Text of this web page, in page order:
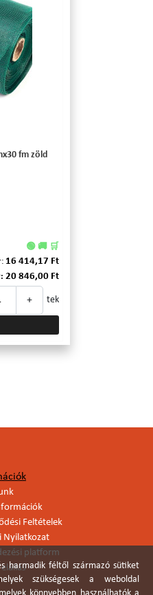
fm zöld
🟢 🚚 🛒
16 414,17 Ft
20 846,00 Ft
+ tek
Feltételek
Nyilatkozat
platform
harmadik féltől származó sütiket
szükségesek a weboldal